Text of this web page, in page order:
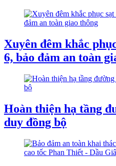
Xuyên đêm khắc
6, bảo đảm an toàn
Hoàn thiện hạ tầng
duy đồng bộ